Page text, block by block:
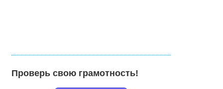
Проверь свою грамотность!